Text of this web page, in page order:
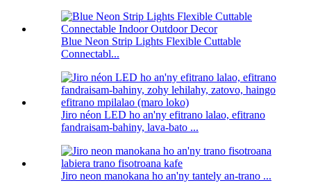
Blue Neon Strip Lights Flexible Cuttable
Connectabl...
Jiro néon LED ho an'ny efitrano lalao, efitrano
fandraisam-bahiny, lava-bato ...
Jiro neon manokana ho an'ny tantely an-trano ...